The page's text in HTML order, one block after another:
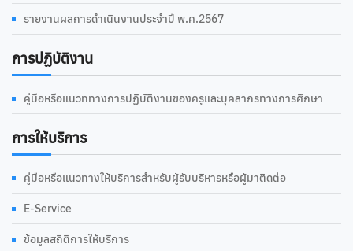
รายงานผลการดำเนินงานประจำปี พ.ศ.2567
การปฏิบัติงาน
คู่มือหรือแนวททางการปฏิบัติงานของครูและบุคลากรทางการศึกษา
การให้บริการ
คู่มือหรือแนวทางให้บริการสำหรับผู้รับบริหารหรือผู้มาติดต่อ
E-Service
ข้อมูลสถิติการให้บริการ